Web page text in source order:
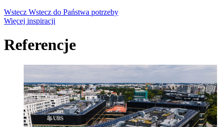
Wstecz Wstecz do Państwa potrzeby
Więcej inspiracji
Referencje